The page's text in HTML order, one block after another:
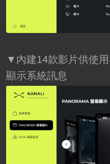
▼內建14款影片供使
顯示系統訊息